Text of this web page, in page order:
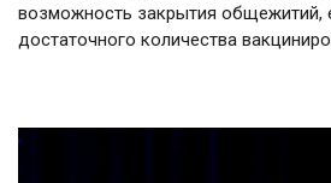
возможность закрытия общежитий,
достаточного количества